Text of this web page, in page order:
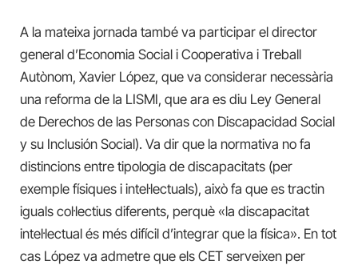
A la mateixa jornada també va participar el director
general d’Economia Social i Cooperativa i Treball
Autònom, Xavier López, que va considerar necessària
una reforma de la LISMI, que ara es diu Ley General
de Derechos de las Personas con Discapacidad Social
y su Inclusión Social). Va dir que la normativa no fa
distincions entre tipologia de discapacitats (per
exemple físiques i intel·lectuals), això fa que es tractin
iguals col·lectius diferents, perquè «la discapacitat
intel·lectual és més difícil d’integrar que la física». En tot
cas López va admetre que els CET serveixen per